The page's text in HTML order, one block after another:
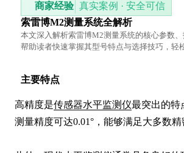
商家经验 真实案例 · 安全可信
索雷博M2测量系统全解析
本文深入解析索雷博M2测量系统的核心参数、
帮助读者快速掌握其型号特点与选择技巧，轻
主要特点
高精度是传感器水平监测仪最突出的特
测量精度可达0.01°，能够满足大多数精